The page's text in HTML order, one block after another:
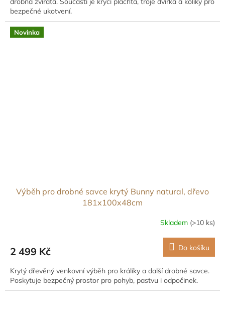
bezpečné ukotvení.
Novinka
Výběh pro drobné savce krytý Bunny natural, dřevo
181x100x48cm
Skladem (>10 ks)
2 499 Kč Do košíku
Krytý dřevěný venkovní výběh pro králíky a další drobné savce.
Poskytuje bezpečný prostor pro pohyb, pastvu i odpočinek.